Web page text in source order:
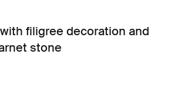
filigree decoration and
stone